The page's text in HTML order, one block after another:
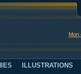
Mon
ILLUSTRATIONS